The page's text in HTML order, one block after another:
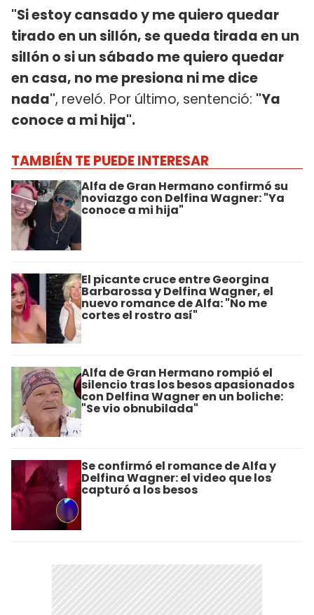
"Si estoy cansado y me quiero quedar
tirado en un sillón, se queda tirada en un
sillón o si un sábado me quiero quedar
en casa, no me presiona ni me dice
nada", reveló. Por último, sentenció: "Ya
conoce a mi hija".
TAMBIÉN TE PUEDE INTERESAR
Alfa de Gran Hermano confirmó su
noviazgo con Delfina Wagner: "Ya
conoce a mi hija"
El picante cruce entre Georgina
Barbarossa y Delfina Wagner, el
nuevo romance de Alfa: "No me
cortes el rostro así"
Alfa de Gran Hermano rompió el
silencio tras los besos apasionados
con Delfina Wagner en un boliche:
"Se vio obnubilada"
Se confirmó el romance de Alfa y
Delfina Wagner: el video que los
capturó a los besos